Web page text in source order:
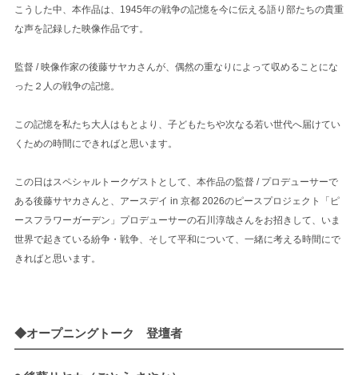
こうした中、本作品は、1945年の戦争の記憶を今に伝える語り部たちの貴重
な声を記録した映像作品です。
監督 / 映像作家の後藤サヤカさんが、偶然の重なりによって収めることにな
った２人の戦争の記憶。
この記憶を私たち大人はもとより、子どもたちや次なる若い世代へ届けてい
くための時間にできればと思います。
この日はスペシャルトークゲストとして、本作品の監督 / プロデューサーで
ある後藤サヤカさんと、アースデイ in 京都 2026のピースプロジェクト「ピ
ースフラワーガーデン」プロデューサーの石川淳哉さんをお招きして、いま
世界で起きている紛争・戦争、そして平和について、一緒に考える時間にで
きればと思います。
◆オープニングトーク 登壇者